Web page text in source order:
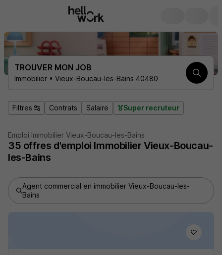
TROUVER MON JOB
Immobilier • Vieux-Boucau-les-Bains 40480
Filtres Contrats Salaire Super recruteur
Emploi Immobilier Vieux-Boucau-les-Bains
35 offres d'emploi Immobilier Vieux-Boucau-
les-Bains
Agent commercial en immobilier Vieux-Boucau-les-
Bains